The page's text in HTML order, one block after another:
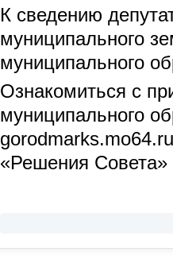
К сведению
муниципального
муниципального
Ознакомиться с
муниципального
«Решения Совета»